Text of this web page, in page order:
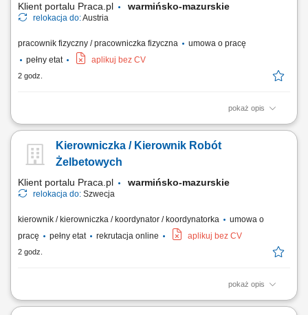
Klient portalu Praca.pl warmińsko-mazurskie
relokacja do:Austria
pracownik fizyczny / pracowniczka fizyczna
umowa o pracę
pełny etat
aplikuj bez CV
2 godz.
pokaż opis
wykonywanie elementów zbrojeniowych: szkielety, siatki oraz
projektem; udział w realizacji inwestycji infrastrukturalnych (np. mosty,
tunele) współpraca z zespołem na placu budowy;
Kierowniczka / Kierownik Robót
Żelbetowych
Klient portalu Praca.pl warmińsko-mazurskie
relokacja do: Szwecja
kierownik / kierowniczka / koordynator / koordynatorka
umowa o
pracę
pełny etat rekrutacja online aplikuj bez CV
2 godz.
pokaż opis
Kierowanie i nadzór nad pracami żelbetowymi na budowie zgodnie z